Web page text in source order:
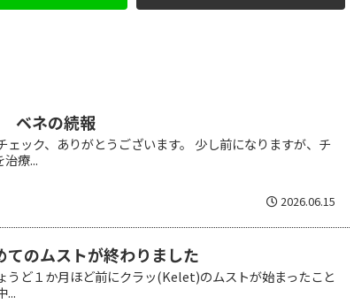
ベネの続報
ェック、ありがとうございます。 少し前になりますが、チ
療...
2026.06.15
のムストが終わりました
ど１か月ほど前にクラッ(Kelet)のムストが始まったこと
...